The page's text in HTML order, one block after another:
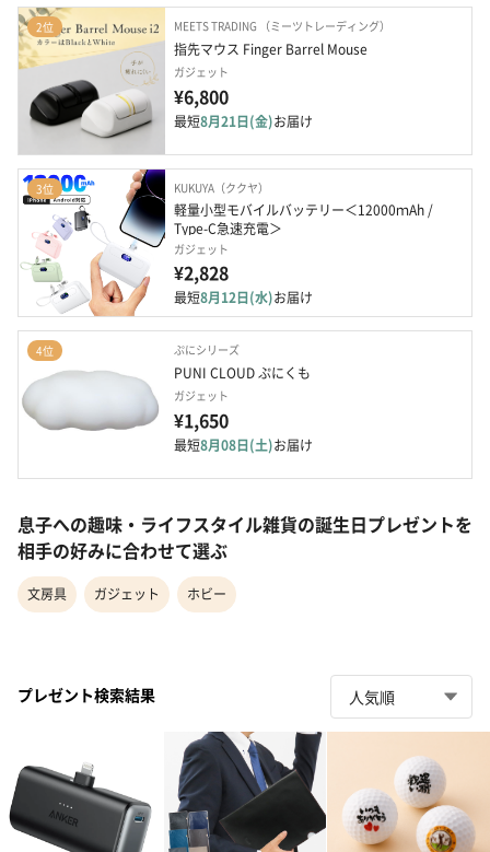
2位 MEETS TRADING （ミーツトレーディング）
指先マウス Finger Barrel Mouse
ガジェット
¥6,800
最短8月21日(金)お届け
3位 KUKUYA（ククヤ）
軽量小型モバイルバッテリー＜12000ｍAh /
Type-C急速充電＞
ガジェット
¥2,828
最短8月12日(水)お届け
4位 ぷにシリーズ
PUNI CLOUD ぷにくも
ガジェット
¥1,650
最短8月08日(土)お届け
息子への趣味・ライフスタイル雑貨の誕生日プレゼントを
相手の好みに合わせて選ぶ
文房具 ガジェット ホビー
プレゼント検索結果